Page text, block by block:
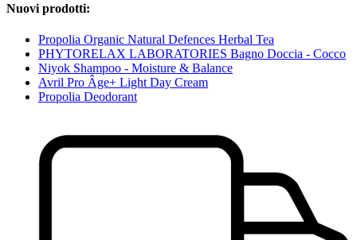
Nuovi prodotti:
Propolia Organic Natural Defences Herbal Tea
PHYTORELAX LABORATORIES Bagno Doccia - Cocco
Niyok Shampoo - Moisture & Balance
Avril Pro Âge+ Light Day Cream
Propolia Deodorant